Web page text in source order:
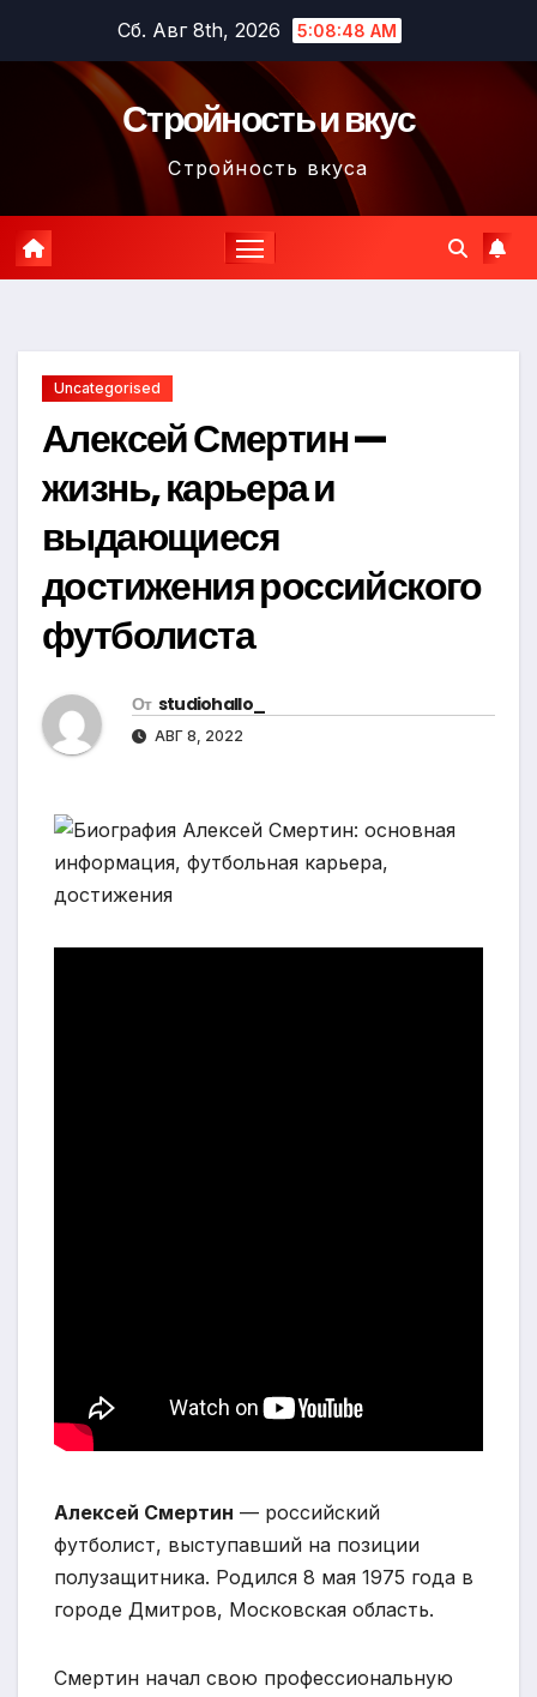
содержимому
Сб. Авг 8th, 2026 5:08:49 AM
Стройность и вкус
Стройность вкуса
Uncategorised
Алексей Смертин —
жизнь, карьера и
выдающиеся
достижения российского
футболиста
От studiohallo_
АВГ 8, 2022
Алексей Смертин — российский
футболист, выступавший на позиции
полузащитника. Родился 8 мая 1975 года в
городе Дмитров, Московская область.
Смертин начал свою профессиональную